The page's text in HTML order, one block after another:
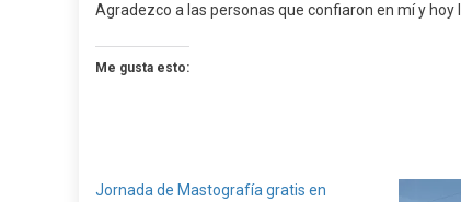
Agradezco a las personas que confiaron en mí y
Me gusta esto:
Jornada de Mastografía gratis en